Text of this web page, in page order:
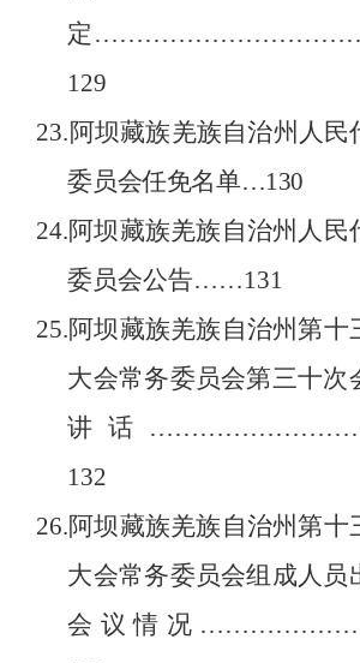
定
129
23.阿坝藏族羌族自治州人民
委员会任免名单…130
24.阿坝藏族羌族自治州人民
委员会公告……131
25.阿坝藏族羌族自治州第十
大会常务委员会第三十次
讲话
132
26.阿坝藏族羌族自治州第十
大会常务委员会组成人员
会议情况